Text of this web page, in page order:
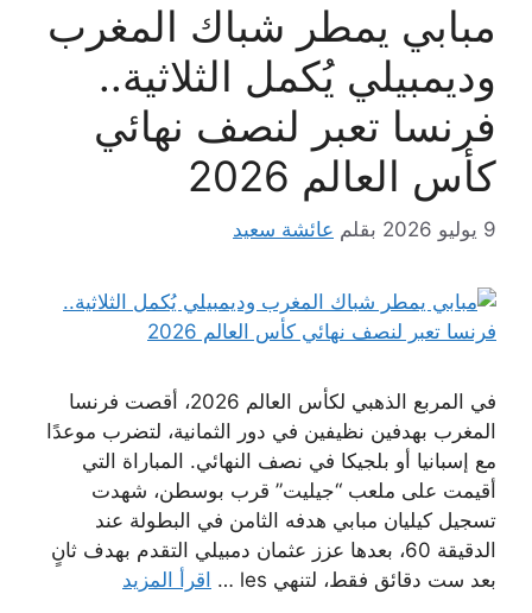
مبابي يمطر شباك المغرب
وديمبيلي يُكمل الثلاثية..
فرنسا تعبر لنصف نهائي
كأس العالم 2026
9 يوليو 2026 بقلم عائشة سعيد
في المربع الذهبي لكأس العالم 2026، أقصت فرنسا
المغرب بهدفين نظيفين في دور الثمانية، لتضرب موعدًا
مع إسبانيا أو بلجيكا في نصف النهائي. المباراة التي
أقيمت على ملعب “جيليت” قرب بوسطن، شهدت
تسجيل كيليان مبابي هدفه الثامن في البطولة عند
الدقيقة 60، بعدها عزز عثمان دمبيلي التقدم بهدف ثانٍ
بعد ست دقائق فقط، لتنهي les …
اقرأ المزيد